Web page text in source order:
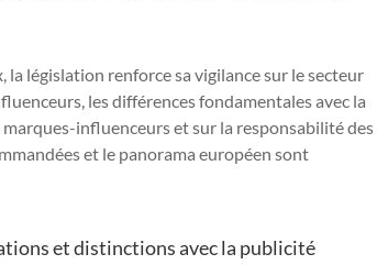
la législation renforce sa vigilance sur le secteur
les différences fondamentales avec la
influenceurs et sur la responsabilité des
et le panorama européen sont
et distinctions avec la publicité